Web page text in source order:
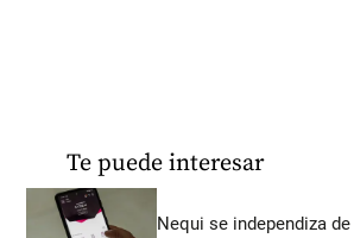
Te puede interesar
Nequi se independiza